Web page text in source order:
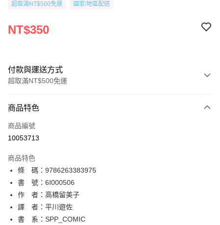
超取滿NT$500免運 國家/地區配送
NT$350
付款與運送方式
超取滿NT$500免運
信用卡一次付款
超商取貨付款
相關說明
【關於「AFTEE先享後付」】
AFTEE先享後付是「在收到商品之後才付款」的支付方式。 讓您購物簡單
便利好安心！
１．簡單：不需註冊會員、不需綁卡、不需儲值。
２．便利：只要手機號碼，簡訊認證，即可結帳。
３．安心：先確認商品／服務後，再付款。
ATM付款
運送方式
全家取貨付款
商品特色
商品編號
10053713
商品特色
條 碼：9786263383975
書 號：6I000506
作 者：高橋留美子
譯 者：平川遊佐
書 系：SPP_COMIC